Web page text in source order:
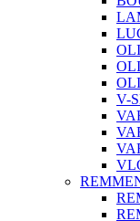
V-